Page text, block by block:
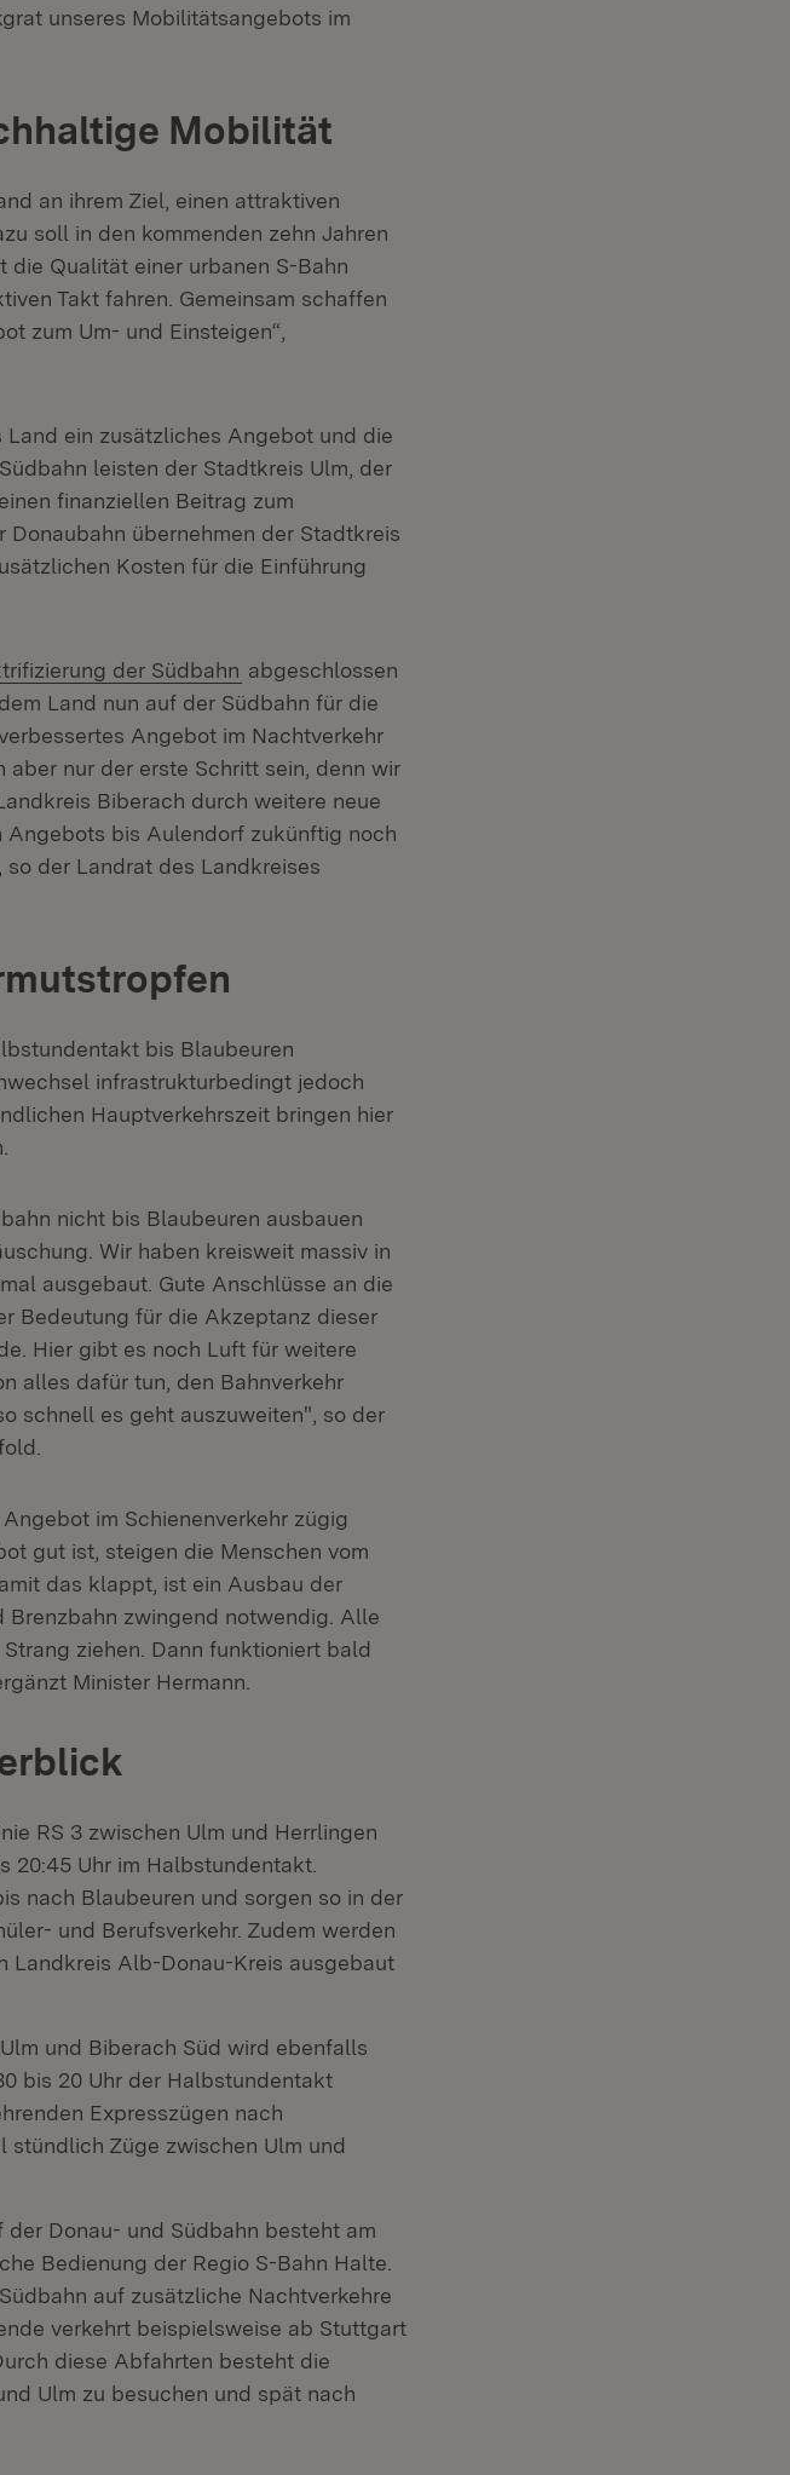
unseres Mobilitätsangebots im
Mobilität
an ihrem Ziel, einen attraktiven
soll in den kommenden zehn Jahren
Qualität einer urbanen S-Bahn
Takt fahren. Gemeinsam schaffen
zum Um- und Einsteigen“,
ein zusätzliches Angebot und die
leisten der Stadtkreis Ulm, der
finanziellen Beitrag zum
übernehmen der Stadtkreis
Kosten für die Einführung
der Südbahn abgeschlossen
Land nun auf der Südbahn für die
Angebot im Nachtverkehr
aber nur der erste Schritt sein, denn wir
Biberach durch weitere neue
Angebots bis Aulendorf zukünftig noch
der Landrat des Landkreises
bis Blaubeuren
infrastrukturbedingt jedoch
Hauptverkehrszeit bringen hier
nicht bis Blaubeuren ausbauen
Wir haben kreisweit massiv in
ausgebaut. Gute Anschlüsse an die
Bedeutung für die Akzeptanz dieser
Hier gibt es noch Luft für weitere
alles dafür tun, den Bahnverkehr
schnell es geht auszuweiten", so der
im Schienenverkehr zügig
gut ist, steigen die Menschen vom
das klappt, ist ein Ausbau der
zwingend notwendig. Alle
ziehen. Dann funktioniert bald
Minister Hermann.
RS 3 zwischen Ulm und Herrlingen
20:45 Uhr im Halbstundentakt.
nach Blaubeuren und sorgen so in der
und Berufsverkehr. Zudem werden
Landkreis Alb-Donau-Kreis ausgebaut
und Biberach Süd wird ebenfalls
bis 20 Uhr der Halbstundentakt
Expresszügen nach
stündlich Züge zwischen Ulm und
Donau- und Südbahn besteht am
Bedienung der Regio S-Bahn Halte.
auf zusätzliche Nachtverkehre
verkehrt beispielsweise ab Stuttgart
diese Abfahrten besteht die
Ulm zu besuchen und spät nach